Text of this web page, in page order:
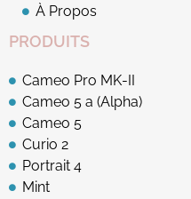
À Propos
PRODUITS
Cameo Pro MK-II
Cameo 5 a (Alpha)
Cameo 5
Curio 2
Portrait 4
Mint